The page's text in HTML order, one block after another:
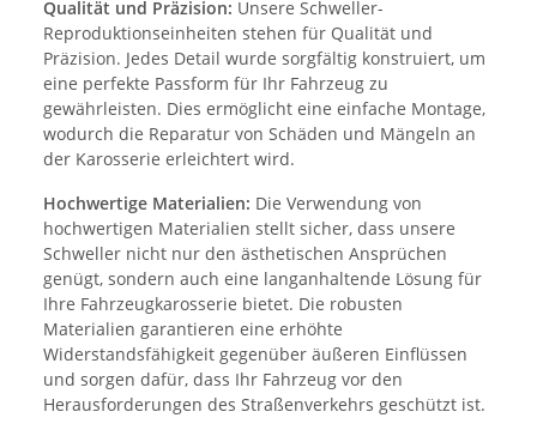
Qualität und Präzision: Unsere Schweller-
Reproduktionseinheiten stehen für Qualität und
Präzision. Jedes Detail wurde sorgfältig konstruiert, um
eine perfekte Passform für Ihr Fahrzeug zu
gewährleisten. Dies ermöglicht eine einfache Montage,
wodurch die Reparatur von Schäden und Mängeln an
der Karosserie erleichtert wird.
Hochwertige Materialien: Die Verwendung von
hochwertigen Materialien stellt sicher, dass unsere
Schweller nicht nur den ästhetischen Ansprüchen
genügt, sondern auch eine langanhaltende Lösung für
Ihre Fahrzeugkarosserie bietet. Die robusten
Materialien garantieren eine erhöhte
Widerstandsfähigkeit gegenüber äußeren Einflüssen
und sorgen dafür, dass Ihr Fahrzeug vor den
Herausforderungen des Straßenverkehrs geschützt ist.